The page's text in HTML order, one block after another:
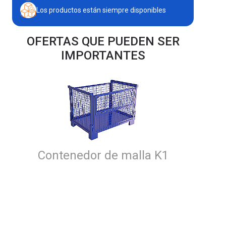
Los productos están siempre disponibles
OFERTAS QUE PUEDEN SER
IMPORTANTES
Contenedor de malla K1